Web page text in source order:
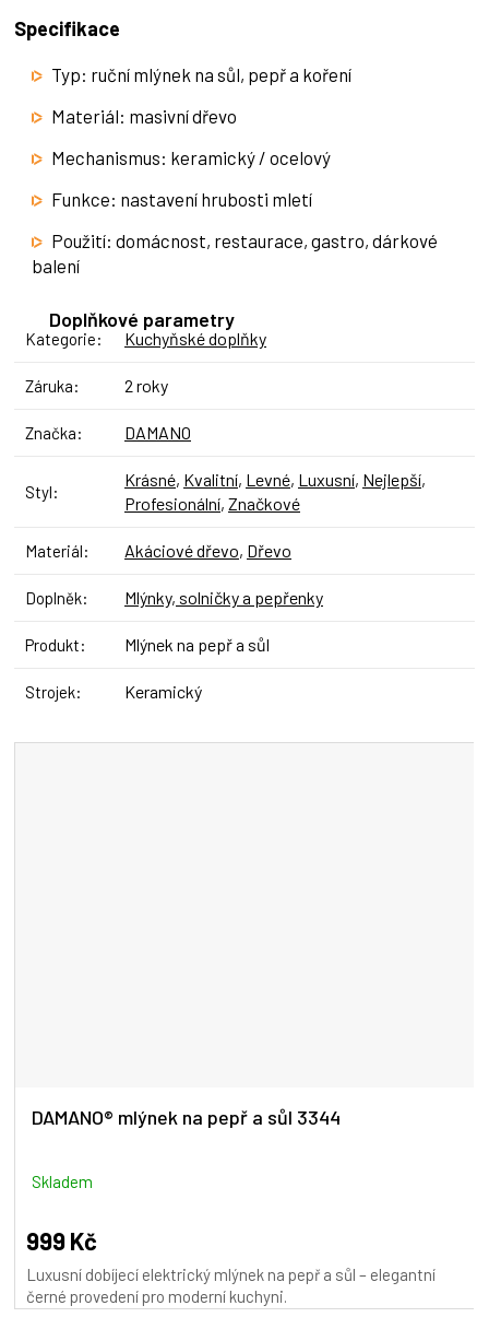
Specifikace
Typ: ruční mlýnek na sůl, pepř a koření
Materiál: masivní dřevo
Mechanismus: keramický / ocelový
Funkce: nastavení hrubosti mletí
Použití: domácnost, restaurace, gastro, dárkové
balení
Doplňkové parametry
Kategorie: Kuchyňské doplňky
Záruka: 2 roky
Značka: DAMANO
Styl:
Krásné, Kvalitní, Levné, Luxusní, Nejlepší,
Profesionální, Značkové
Materiál: Akáciové dřevo, Dřevo
Doplněk: Mlýnky, solničky a pepřenky
Produkt: Mlýnek na pepř a sůl
Strojek: Keramický
DAMANO® mlýnek na pepř a sůl 3344
Skladem
999 Kč
Luxusní dobíjecí elektrický mlýnek na pepř a sůl – elegantní
černé provedení pro moderní kuchyni.